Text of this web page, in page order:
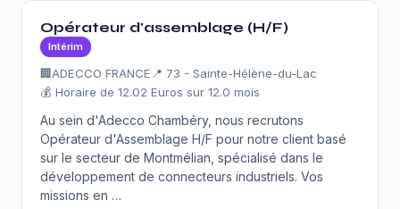
Opérateur d'assemblage (H/F)
Intérim
🏢ADECCO FRANCE 📍 73 - Sainte-Hélène-du-Lac
💰 Horaire de 12.02 Euros sur 12.0 mois
Au sein d'Adecco Chambéry, nous recrutons
Opérateur d'Assemblage H/F pour notre client basé
sur le secteur de Montmélian, spécialisé dans le
développement de connecteurs industriels. Vos
missions en …